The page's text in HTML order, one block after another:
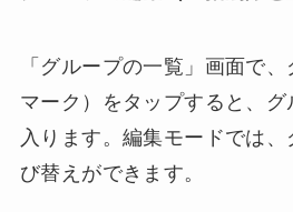
「グループの一覧」画面で
マーク）をタップすると、
入ります。編集モードでは
び替えができます。